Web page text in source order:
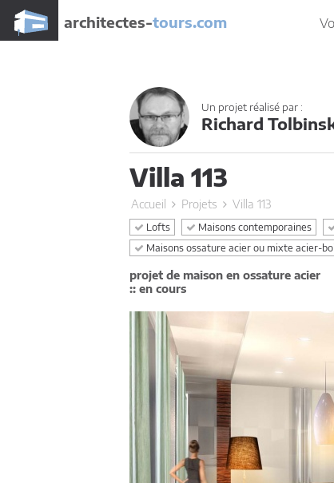
architectes-tours.com
Un projet réalisé par :
Richard
Villa 113
Accueil Projets Villa 113
Lofts Maisons contemporaines
Maisons ossature acier ou mixte acier-
projet de maison en ossature acier
:: en cours